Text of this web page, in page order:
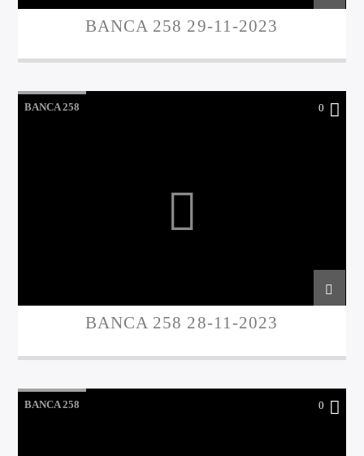
BANCA 258 29-11-2023
BANCA 258 0
BANCA 258 28-11-2023
BANCA 258 0